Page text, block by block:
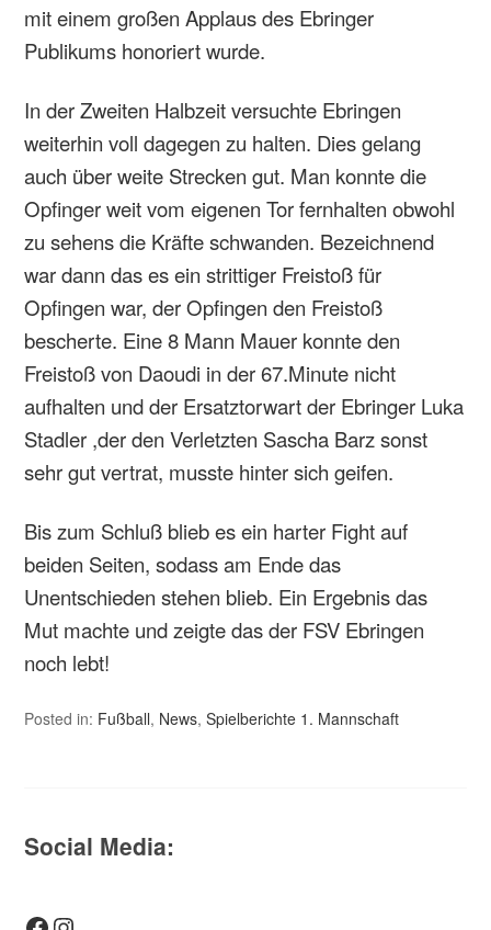
mit einem großen Applaus des Ebringer
Publikums honoriert wurde.
In der Zweiten Halbzeit versuchte Ebringen
weiterhin voll dagegen zu halten. Dies gelang
auch über weite Strecken gut. Man konnte die
Opfinger weit vom eigenen Tor fernhalten obwohl
zu sehens die Kräfte schwanden. Bezeichnend
war dann das es ein strittiger Freistoß für
Opfingen war, der Opfingen den Freistoß
bescherte. Eine 8 Mann Mauer konnte den
Freistoß von Daoudi in der 67.Minute nicht
aufhalten und der Ersatztorwart der Ebringer Luka
Stadler ,der den Verletzten Sascha Barz sonst
sehr gut vertrat, musste hinter sich geifen.
Bis zum Schluß blieb es ein harter Fight auf
beiden Seiten, sodass am Ende das
Unentschieden stehen blieb. Ein Ergebnis das
Mut machte und zeigte das der FSV Ebringen
noch lebt!
Posted in: Fußball, News,Spielberichte 1. Mannschaft
Social Media: